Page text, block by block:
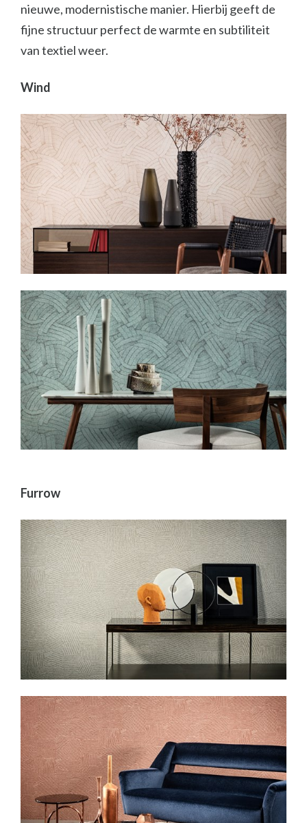
nieuwe, modernistische manier. Hierbij geeft de
fijne structuur perfect de warmte en subtiliteit
van textiel weer.
Wind
Furrow